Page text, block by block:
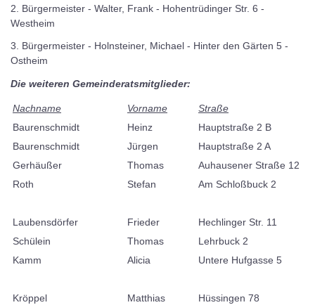
2. Bürgermeister - Walter, Frank - Hohentrüdinger Str. 6 -
Westheim
3. Bürgermeister - Holnsteiner, Michael - Hinter den Gärten 5 -
Ostheim
Die weiteren Gemeinderatsmitglieder:
Nachname Vorname
Straße
Baurenschmidt
Heinz
Hauptstraße 2 B
Baurenschmidt
Jürgen
Hauptstraße 2 A
Gerhäußer
Thomas
Auhausener Straße 12
Roth
Stefan Am Schloßbuck 2
Laubensdörfer Frieder
Hechlinger Str. 11
Schülein
Thomas
Lehrbuck 2
Kamm
Alicia Untere Hufgasse 5
Kröppel Matthias
Hüssingen 78